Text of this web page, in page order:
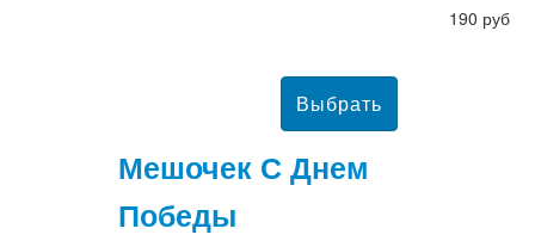
190 руб
Мешочек С Днем
Победы